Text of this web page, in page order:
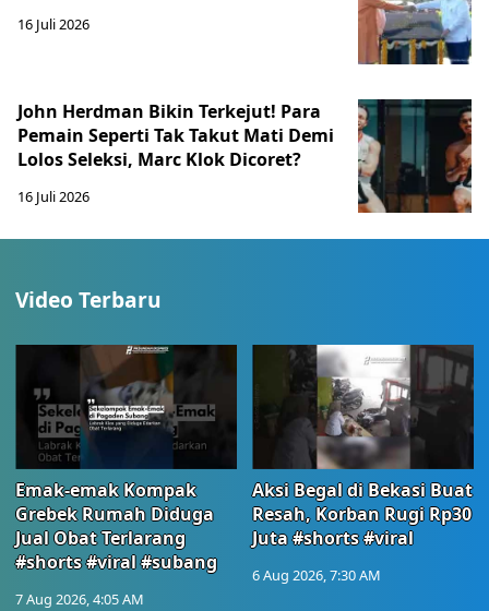
16 Juli 2026
John Herdman Bikin Terkejut! Para
Pemain Seperti Tak Takut Mati Demi
Lolos Seleksi, Marc Klok Dicoret?
16 Juli 2026
Video Terbaru
Emak-emak Kompak
Grebek Rumah Diduga
Jual Obat Terlarang
#shorts #viral #subang
7 Aug 2026, 4:05 AM
Aksi Begal di Bekasi Buat
Resah, Korban Rugi Rp30
Juta #shorts #viral
6 Aug 2026, 7:30 AM